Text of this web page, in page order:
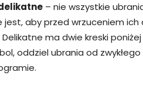
– nie wszystkie
jest, aby przed wrzuceniem
ma dwie kreski
oddziel ubrania od